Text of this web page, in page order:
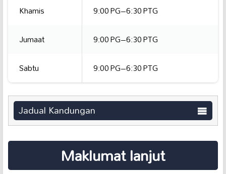
Khamis
9:00 PG–6:30 PTG
Jumaat
9:00 PG–6:30 PTG
Sabtu
9:00 PG–6:30 PTG
Jadual Kandungan
Maklumat lanjut